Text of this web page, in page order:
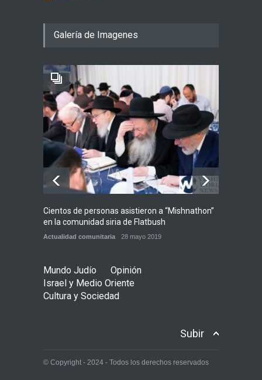
funcionarios arremeten
reorganización de Irán
7 agosto 2026
Bulgaria: Adolescentes
judíos italianos fueron
víctimas de un ataque
antisemita en medio de una
creciente hostilidad en toda
Europa
Cultura y Sociedad ,Tema del día
7 agosto 2026
Galería de Imagenes
Cientos de personas asistieron a “Mishnathon”
en la comunidad siria de Flatbush
Actualidad comunitaria 28 mayo 2019
Mundo Judío
Opinión
Israel y Medio Oriente
Cultura y Sociedad
Subir
© Copyright - 2024 - Todos los derechos reservados